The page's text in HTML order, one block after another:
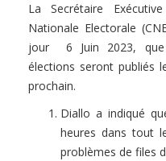
La Secrétaire
Nationale Electorale
jour 6 Juin 2023, que
élections seront publiés
prochain.
Diallo a indiqué
heures dans tout
problèmes de files